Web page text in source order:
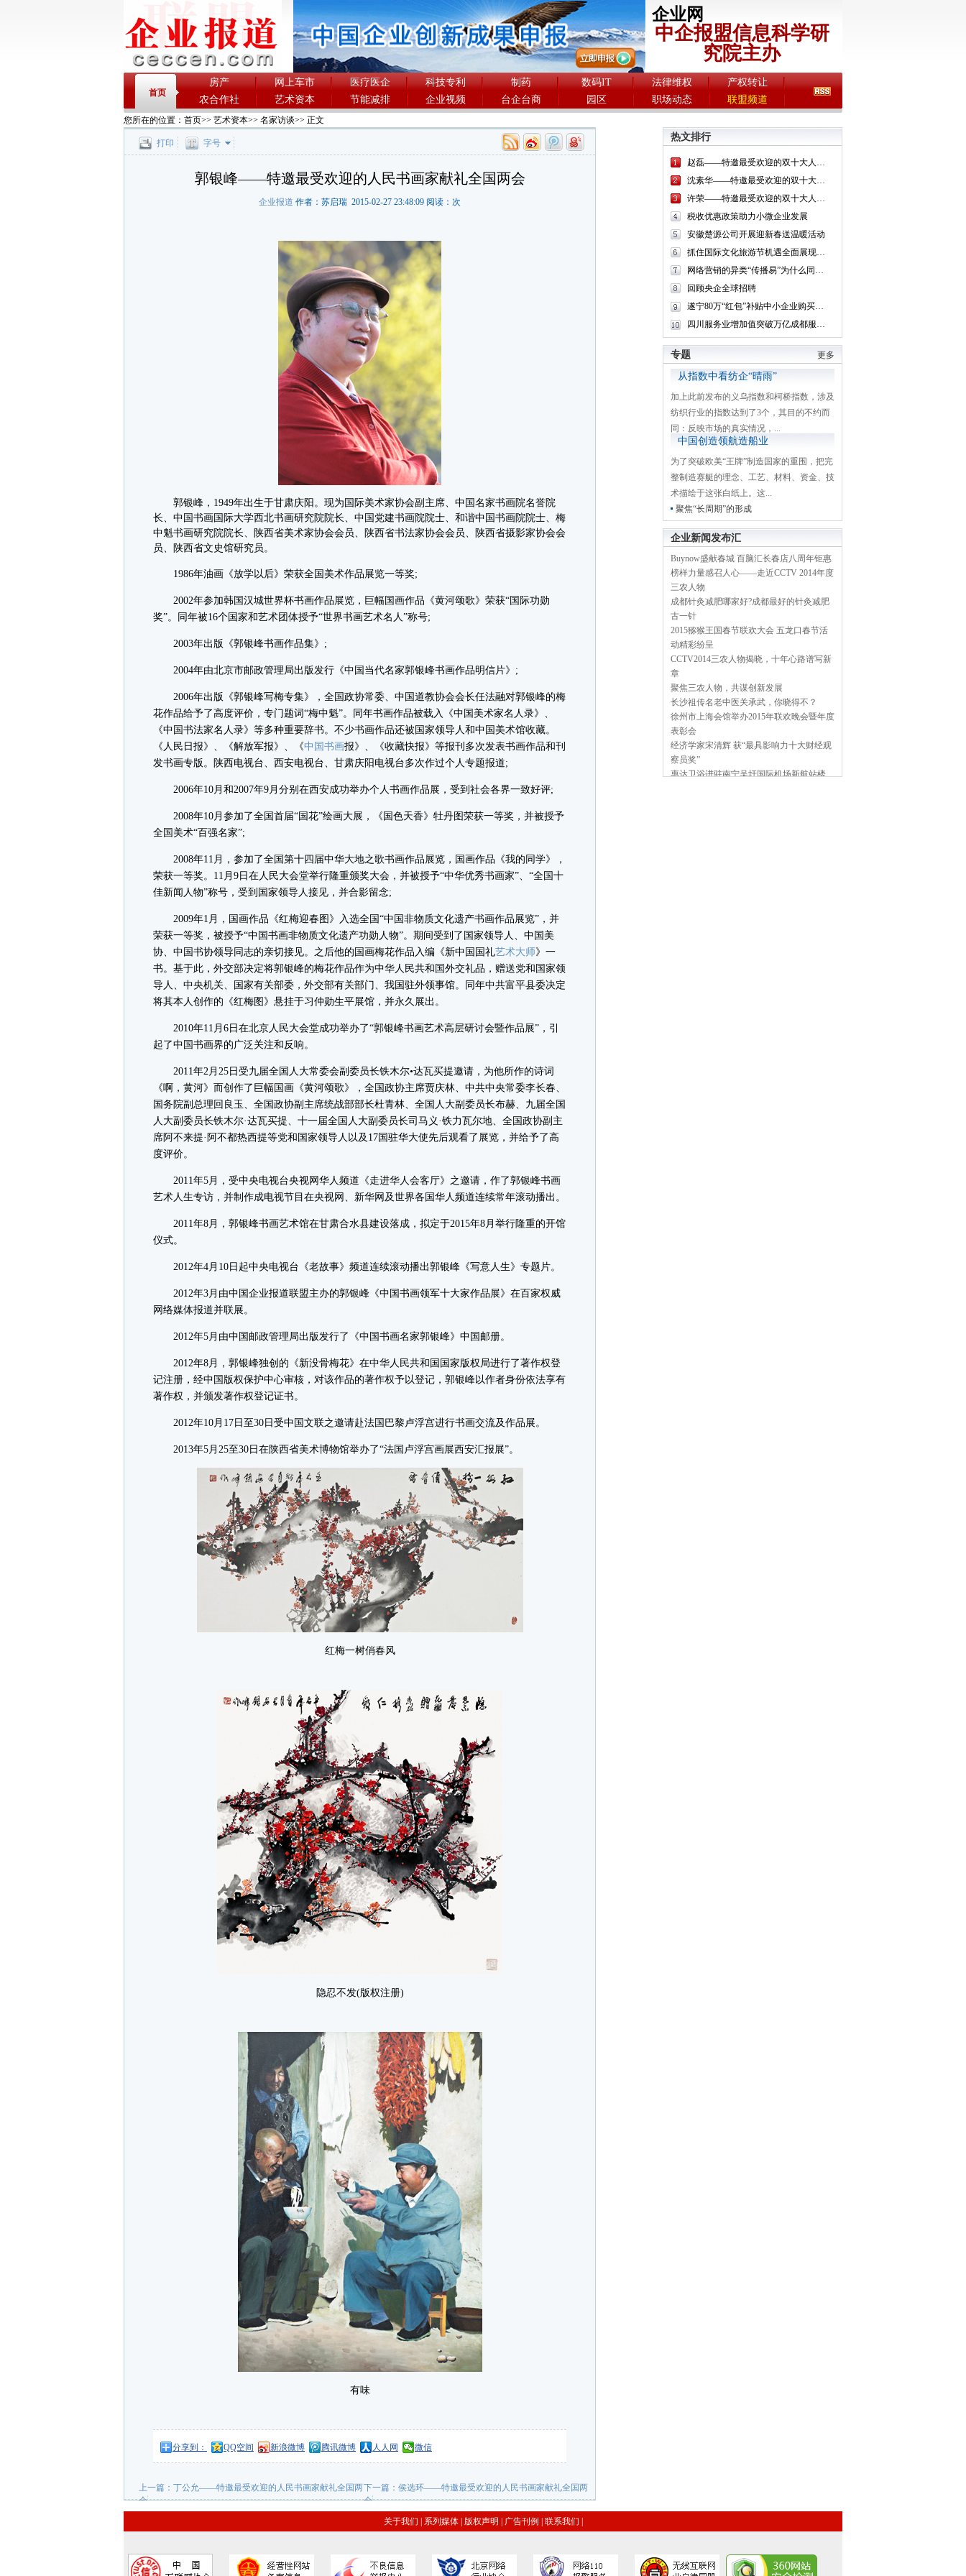
企业网
中企报盟信息科学研
究院主办
首页
房产 网上车市 医疗医企 科技专利 制药 数码IT 法律维权
产权转让
农合作社
艺术资本 节能减排 企业视频 台企台商 园区 职场动态 联盟频道
您所在的位置： 首页>> 艺术资本>> 名家访谈>> 正文
打印 字号
郭银峰——特邀最受欢迎的人民书画家献礼全国两会
企业报道 作者：苏启瑞 2015-02-27 23:48:09 阅读： 次
郭银峰，1949年出生于甘肃庆阳。现为国际美术家协会副主席、中国名家书画院名誉院
长、中国书画国际大学西北书画研究院院长、中国党建书画院院士、和谐中国书画院院士、梅
中魁书画研究院院长、陕西省美术家协会会员、陕西省书法家协会会员、陕西省摄影家协会会
员、陕西省文史馆研究员。
1986年油画《放学以后》荣获全国美术作品展览一等奖;
2002年参加韩国汉城世界杯书画作品展览，巨幅国画作品《黄河颂歌》荣获“国际功勋
奖”。同年被16个国家和艺术团体授予“世界书画艺术名人”称号;
2003年出版《郭银峰书画作品集》;
2004年由北京市邮政管理局出版发行《中国当代名家郭银峰书画作品明信片》;
2006年出版《郭银峰写梅专集》，全国政协常委、中国道教协会会长任法融对郭银峰的梅
花作品给予了高度评价，专门题词“梅中魁”。同年书画作品被载入《中国美术家名人录》、
《中国书法家名人录》等多种重要辞书。不少书画作品还被国家领导人和中国美术馆收藏。
《人民日报》、《解放军报》、《中国书画报》、《收藏快报》等报刊多次发表书画作品和刊
发书画专版。陕西电视台、西安电视台、甘肃庆阳电视台多次作过个人专题报道;
2006年10月和2007年9月分别在西安成功举办个人书画作品展，受到社会各界一致好评;
2008年10月参加了全国首届“国花”绘画大展，《国色天香》牡丹图荣获一等奖，并被授予
全国美术“百强名家”;
2008年11月，参加了全国第十四届中华大地之歌书画作品展览，国画作品《我的同学》，
荣获一等奖。11月9日在人民大会堂举行隆重颁奖大会，并被授予“中华优秀书画家”、“全国十
佳新闻人物”称号，受到国家领导人接见，并合影留念;
2009年1月，国画作品《红梅迎春图》入选全国“中国非物质文化遗产书画作品展览”，并
荣获一等奖，被授予“中国书画非物质文化遗产功勋人物”。期间受到了国家领导人、中国美
协、中国书协领导同志的亲切接见。之后他的国画梅花作品入编《新中国国礼艺术大师》一
书。基于此，外交部决定将郭银峰的梅花作品作为中华人民共和国外交礼品，赠送党和国家领
导人、中央机关、国家有关部委，外交部有关部门、我国驻外领事馆。同年中共富平县委决定
将其本人创作的《红梅图》悬挂于习仲勋生平展馆，并永久展出。
2010年11月6日在北京人民大会堂成功举办了“郭银峰书画艺术高层研讨会暨作品展”，引
起了中国书画界的广泛关注和反响。
2011年2月25日受九届全国人大常委会副委员长铁木尔•达瓦买提邀请，为他所作的诗词
《啊，黄河》而创作了巨幅国画《黄河颂歌》，全国政协主席贾庆林、中共中央常委李长春、
国务院副总理回良玉、全国政协副主席统战部部长杜青林、全国人大副委员长布赫、九届全国
人大副委员长铁木尔·达瓦买提、十一届全国人大副委员长司马义·铁力瓦尔地、全国政协副主
席阿不来提·阿不都热西提等党和国家领导人以及17国驻华大使先后观看了展览，并给予了高
度评价。
2011年5月，受中央电视台央视网华人频道《走进华人会客厅》之邀请，作了郭银峰书画
艺术人生专访，并制作成电视节目在央视网、新华网及世界各国华人频道连续常年滚动播出。
2011年8月，郭银峰书画艺术馆在甘肃合水县建设落成，拟定于2015年8月举行隆重的开馆
仪式。
2012年4月10日起中央电视台《老故事》频道连续滚动播出郭银峰《写意人生》专题片。
2012年3月由中国企业报道联盟主办的郭银峰《中国书画领军十大家作品展》在百家权威
网络媒体报道并联展。
2012年5月由中国邮政管理局出版发行了《中国书画名家郭银峰》中国邮册。
2012年8月，郭银峰独创的《新没骨梅花》在中华人民共和国国家版权局进行了著作权登
记注册，经中国版权保护中心审核，对该作品的著作权予以登记，郭银峰以作者身份依法享有
著作权，并颁发著作权登记证书。
2012年10月17日至30日受中国文联之邀请赴法国巴黎卢浮宫进行书画交流及作品展。
2013年5月25至30日在陕西省美术博物馆举办了“法国卢浮宫画展西安汇报展”。
红梅一树俏春风
隐忍不发(版权注册)
有味
分享到： QQ空间 新浪微博 腾讯微博 人人网 微信
上一篇： 丁公允——特邀最受欢迎的人民书画家献礼全国两
会
下一篇： 侯选环——特邀最受欢迎的人民书画家献礼全国两
会
热文排行
赵磊——特邀最受欢迎的双十大人民书画家献礼全国两会
沈素华——特邀最受欢迎的双十大人民书画家献礼全国两会
许荣——特邀最受欢迎的双十大人民书画家献礼全国两会
税收优惠政策助力小微企业发展
安徽楚源公司开展迎新春送温暖活动
抓住国际文化旅游节机遇全面展现石海景观
网络营销的异类“传播易”为什么同行封杀
回顾央企全球招聘
遂宁80万“红包”补贴中小企业购买服务
四川服务业增加值突破万亿成都服务业增加值占48%
更多
专题
从指数中看纺企“晴雨”
加上此前发布的义乌指数和柯桥指数，涉及
纺织行业的指数达到了3个，其目的不约而
同：反映市场的真实情况，...
中国创造领航造船业
为了突破欧美“王牌”制造国家的重围，把完
整制造赛艇的理念、工艺、材料、资金、技
术描绘于这张白纸上。这...
聚焦“长周期”的形成
企业新闻发布汇
Buynow盛献春城 百脑汇长春店八周年钜惠
榜样力量感召人心——走近CCTV 2014年度
三农人物
成都针灸减肥哪家好?成都最好的针灸减肥
古一针
2015猕猴王国春节联欢大会 五龙口春节活
动精彩纷呈
CCTV2014三农人物揭晓，十年心路谱写新
章
聚焦三农人物，共谋创新发展
长沙祖传名老中医关承武，你晓得不？
徐州市上海会馆举办2015年联欢晚会暨年度
表彰会
经济学家宋清辉 获“最具影响力十大财经观
察员奖”
惠达卫浴进驻南宁吴圩国际机场新航站楼
关于我们 系列媒体| 版权声明 广告刊例 联系我们